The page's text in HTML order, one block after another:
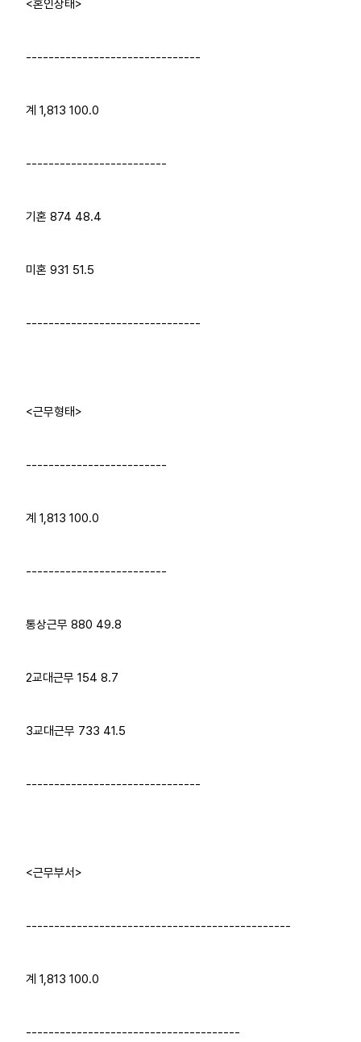
<혼인상태>
-------------------------------
계 1,813 100.0
-------------------------
기혼 874 48.4
미혼 931 51.5
-------------------------------
<근무형태>
-------------------------
계 1,813 100.0
-------------------------
통상근무 880 49.8
2교대근무 154 8.7
3교대근무 733 41.5
-------------------------------
<근무부서>
-----------------------------------------------
계 1,813 100.0
--------------------------------------